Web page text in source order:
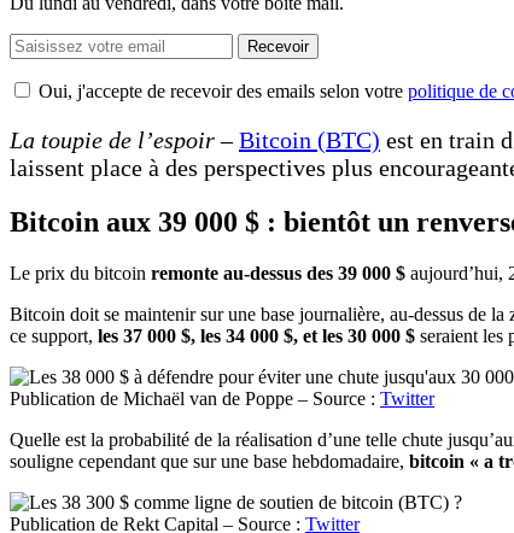
Recevoir
Oui, j'accepte de recevoir des emails selon votre politique de
La toupie de l’espoir–Bitcoin (BTC) est en train
laissent place à des perspectives plus
Bitcoin aux 39 000 $ : bientôt un
Le prix du bitcoin remonte au-dessus des 39 000 $ aujourd’hui,
Bitcoin doit se maintenir sur une base journalière, au-dessus de
ce support, les 37 000 $, les 34 000 $, et les 30 000 $ seraient les
Publication de Michaël van de Poppe – Source : Twitter
Quelle est la probabilité de la réalisation d’une telle chute
souligne cependant que sur une base hebdomadaire, bitcoin « a
Publication de Rekt Capital – Source : Twitter